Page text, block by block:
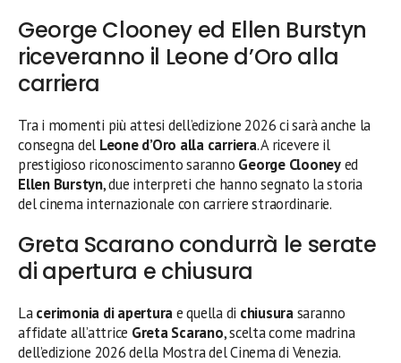
George Clooney ed Ellen Burstyn
riceveranno il Leone d’Oro alla
carriera
Tra i momenti più attesi dell’edizione 2026 ci sarà anche la
consegna del Leone d’Oro alla carriera. A ricevere il
prestigioso riconoscimento saranno George Clooneyed
Ellen Burstyn, due interpreti che hanno segnato la storia
del cinema internazionale con carriere straordinarie.
Greta Scarano condurrà le serate
di apertura e chiusura
Lacerimonia di aperturae quella di chiusurasaranno
affidate all’attrice Greta Scarano, scelta come madrina
dell’edizione 2026 della Mostra del Cinema di Venezia.